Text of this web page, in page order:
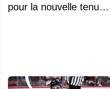
pour la nouvelle tenue